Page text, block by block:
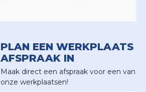
PLAN EEN WERKPLAATS
AFSPRAAK IN
Maak direct een afspraak voor een van
onze werkplaatsen!